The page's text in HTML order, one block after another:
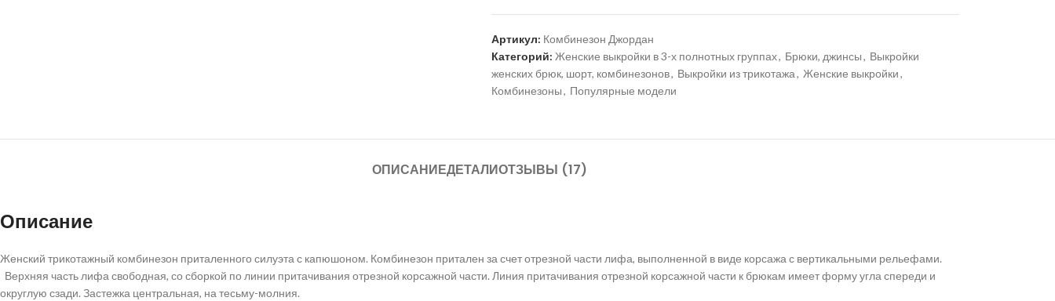
Артикул: Комбинезон Джордан
Категорий: Женские выкройки в 3-х полнотных группах, Брюки, джинсы, Выкройки
женских брюк, шорт, комбинезонов, Выкройки из трикотажа, Женские выкройки,
Комбинезоны, Популярные модели
ОПИСАНИЕДЕТАЛИОТЗЫВЫ (17)
Описание
Женский трикотажный комбинезон приталенного силуэта с капюшоном. Комбинезон притален за счет отрезной части лифа, выполненной в виде корсажа с вертикальными рельефами.
Верхняя часть лифа свободная, со сборкой по линии притачивания отрезной корсажной части. Линия притачивания отрезной корсажной части к брюкам имеет форму угла спереди и
округлую сзади. Застежка центральная, на тесьму-молния.